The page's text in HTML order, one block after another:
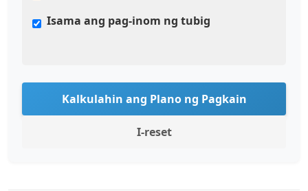
Isama ang pag-inom ng tubig
Kalkulahin ang Plano ng Pagkain
I-reset